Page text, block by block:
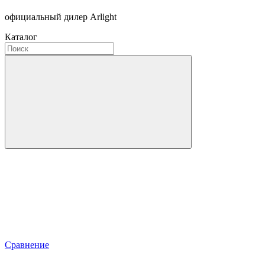
официальный дилер Arlight
Каталог
Сравнение